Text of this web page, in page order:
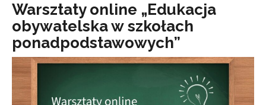
Warsztaty online „Edukacja
obywatelska w szkołach
ponadpodstawowych”